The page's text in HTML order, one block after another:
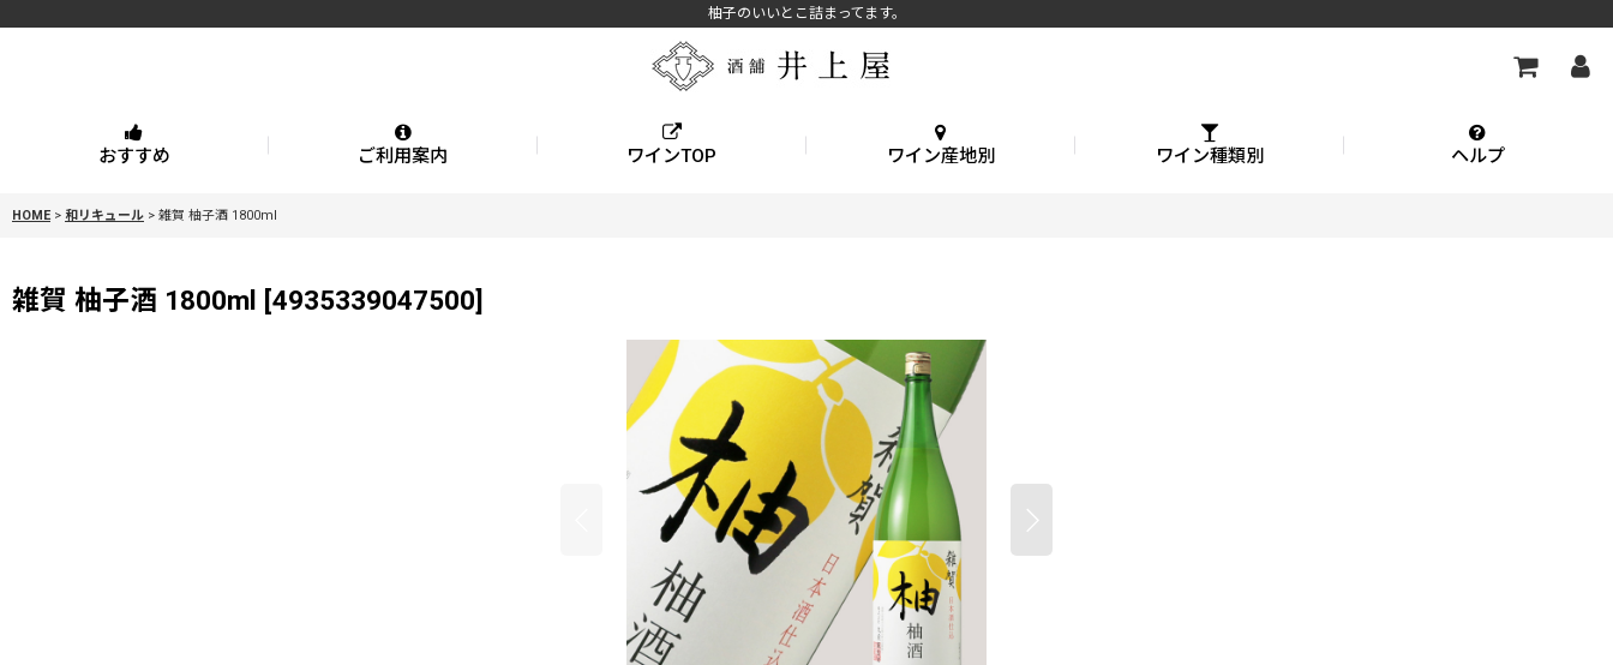
柚子のいいとこ詰まってます。
おすすめ ご利用案内 ワインTOP ワイン産地別 ワイン種類別 ヘルプ
HOME > 和リキュール > 雑賀 柚子酒 1800ml
雑賀 柚子酒 1800ml [4935339047500]